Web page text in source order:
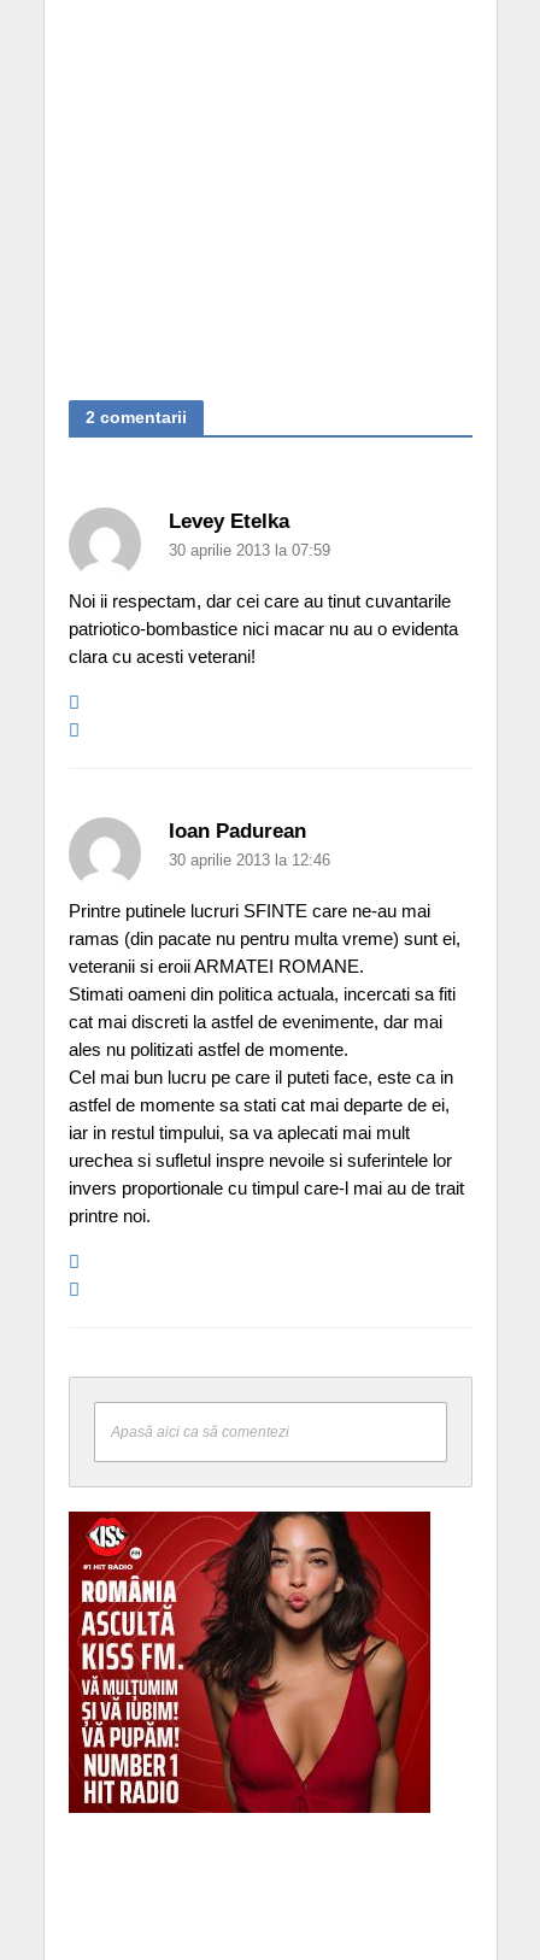
2 comentarii
Levey Etelka
30 aprilie 2013 la 07:59
Noi ii respectam, dar cei care au tinut cuvantarile
patriotico-bombastice nici macar nu au o evidenta
clara cu acesti veterani!
Ioan Padurean
30 aprilie 2013 la 12:46
Printre putinele lucruri SFINTE care ne-au mai
ramas (din pacate nu pentru multa vreme) sunt ei,
veteranii si eroii ARMATEI ROMANE.
Stimati oameni din politica actuala, incercati sa fiti
cat mai discreti la astfel de evenimente, dar mai
ales nu politizati astfel de momente.
Cel mai bun lucru pe care il puteti face, este ca in
astfel de momente sa stati cat mai departe de ei,
iar in restul timpului, sa va aplecati mai mult
urechea si sufletul inspre nevoile si suferintele lor
invers proportionale cu timpul care-l mai au de trait
printre noi.
Apasă aici ca să comentezi